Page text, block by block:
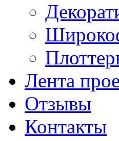
Лента
Отзывы
Контакты